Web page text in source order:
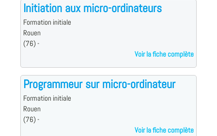
Initiation aux micro-ordinateurs
Formation initiale
Rouen
(76) -
Voir la fiche complète
Programmeur sur micro-ordinateur
Formation initiale
Rouen
(76) -
Voir la fiche complète